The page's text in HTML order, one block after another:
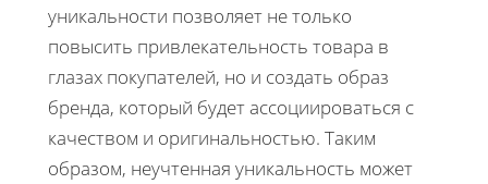
уникальности позволяет не только
повысить привлекательность товара в
глазах покупателей, но и создать образ
бренда, который будет ассоциироваться с
качеством и оригинальностью. Таким
образом, неучтенная уникальность может